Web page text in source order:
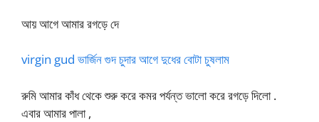
আয় আগে আমার রগড়ে দে
virgin gud ভার্জিন গুদ চুদার আগে দুধের বোটা চুষলাম
রুমি আমার কাঁধ থেকে শুরু করে কমর পর্যন্ত ভালো করে রগড়ে দিলো .
এবার আমার পালা ,